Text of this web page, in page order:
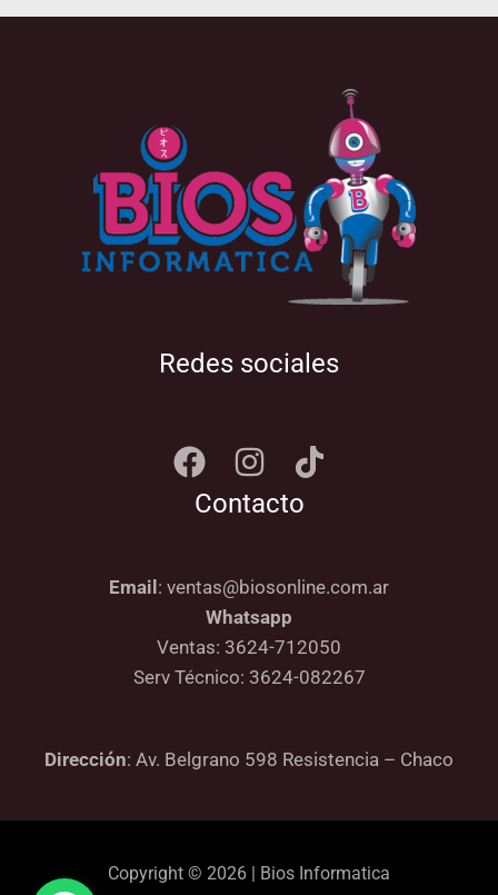
Redes sociales
Contacto
Email: ventas@biosonline.com.ar
Whatsapp
Ventas: 3624-712050
Serv Técnico: 3624-082267
Dirección: Av. Belgrano 598 Resistencia – Chaco
Copyright © 2026 | Bios Informatica